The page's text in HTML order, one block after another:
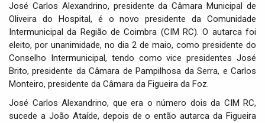
José Carlos Alexandrino, presidente da Câmara Municipal de
Oliveira do Hospital, é o novo presidente da Comunidade
Intermunicipal da Região de Coimbra (CIM RC). O autarca foi
eleito, por unanimidade, no dia 2 de maio, como presidente do
Conselho Intermunicipal, tendo como vice presidentes José
Brito, presidente da Câmara de Pampilhosa da Serra, e Carlos
Monteiro, presidente da Câmara da Figueira da Foz.
José Carlos Alexandrino, que era o número dois da CIM RC,
sucede a João Ataíde, depois de o então autarca da Figueira